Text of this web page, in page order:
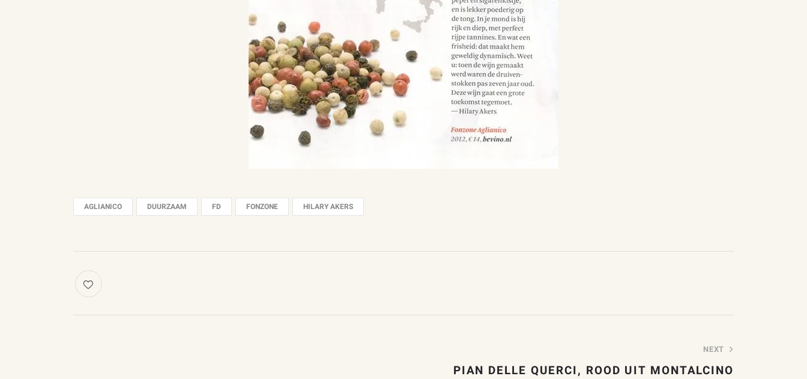
AGLIANICO DUURZAAM FD FONZONE HILARY AKERS
NEXT
PIAN DELLE QUERCI, ROOD UIT MONTALCINO